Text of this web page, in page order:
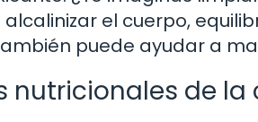
el cuerpo,
puede ayudar a
nutricionales de la